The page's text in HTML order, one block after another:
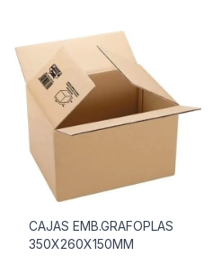
CAJAS EMB.GRAFOPLAS
350X260X150MM